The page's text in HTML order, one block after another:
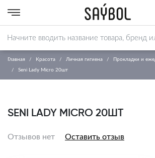
Главная Красота Личная гигиена Прокладки и
Seni Lady Micro 20шт
SENI LADY MICRO 20ШТ
Отзывов нет Оставить отзыв